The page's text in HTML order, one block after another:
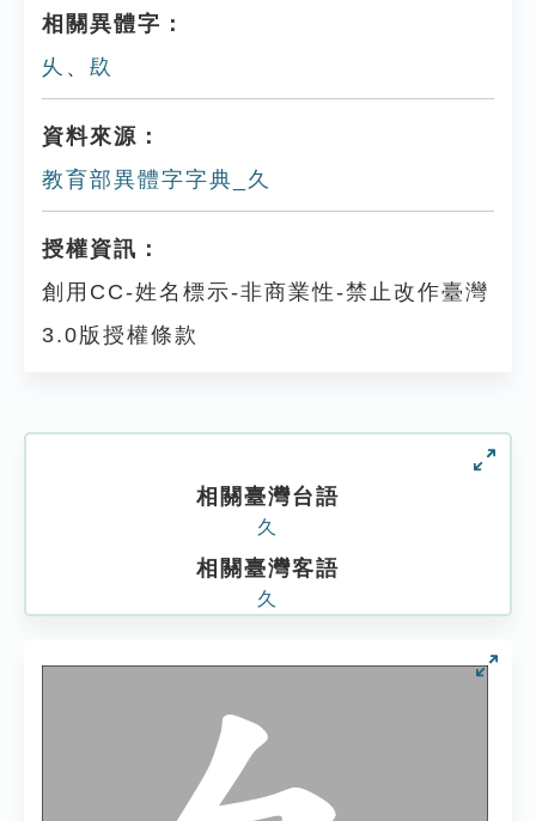
相關異體字：
乆 、 镹
資料來源：
教育部異體字字典_久
授權資訊：
創用CC-姓名標示-非商業性-禁止改作臺灣
3.0版授權條款
相關臺灣台語
久
相關臺灣客語
久